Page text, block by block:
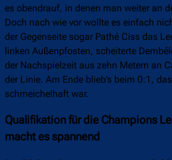
es obendrauf, in denen man weiter an
Doch nach wie vor wollte es einfach
der Gegenseite sogar Pathé Ciss das
linken Außenpfosten, scheiterte
der Nachspielzeit aus zehn Metern an
der Linie. Am Ende blieb’s beim 0:1,
schmeichelhaft war.
Qualifikation für die Champions
macht es spannend